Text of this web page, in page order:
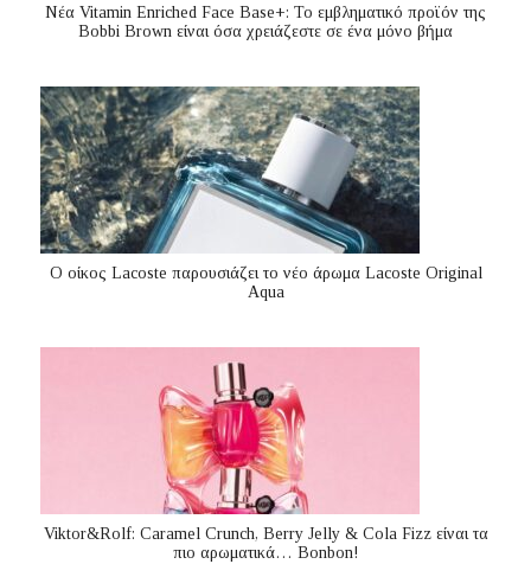
Nέα Vitamin Enriched Face Base+: Το εμβληματικό προϊόν της
Bobbi Brown είναι όσα χρειάζεστε σε ένα μόνο βήμα
Ο οίκος Lacoste παρουσιάζει το νέο άρωμα Lacoste Original
Aqua
Viktor&Rolf: Caramel Crunch, Berry Jelly & Cola Fizz είναι τα
πιο αρωματικά… Bonbon!